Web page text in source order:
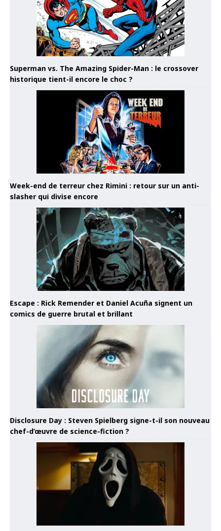
Superman vs. The Amazing Spider-Man : le crossover
historique tient-il encore le choc ?
Week-end de terreur chez Rimini : retour sur un anti-
slasher qui divise encore
Escape : Rick Remender et Daniel Acuña signent un
comics de guerre brutal et brillant
Disclosure Day : Steven Spielberg signe-t-il son nouveau
chef-d’œuvre de science-fiction ?